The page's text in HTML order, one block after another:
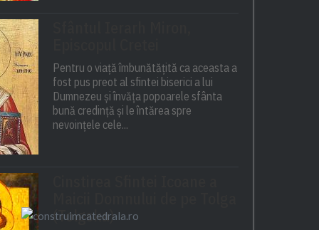
Pentru o viață îmbunătățită ca aceasta a
fost pus preot al sfintei biserici a lui
Dumnezeu și învăța popoarele sfânta
bună credință și le întărea spre
nevoințele cele...
(Tolgska)